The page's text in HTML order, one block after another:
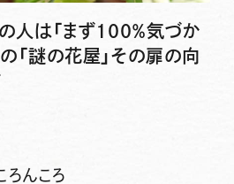
人は「まず100％気づか
「謎の花屋」その扉の向
ろんころ